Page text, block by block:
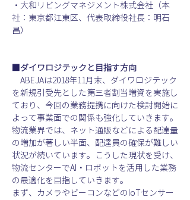
・大和リビングマネジメント株式会社（本
社：東京都江東区、代表取締役社長：明石
昌）
■ダイワロジテックと目指す方向
ABEJAは2018年11月末、ダイワロジテック
を新規引受先とした第三者割当増資を実施し
ており、今回の業務提携に向けた検討開始に
よって事業面での関係も強化していきます。
物流業界では、ネット通販などによる配達量
の増加が著しい半面、配達員の確保が難しい
状況が続いています。こうした現状を受け、
物流センターでAI・ロボットを活用した業務
の最適化を目指していきます。
まず、カメラやビーコンなどのIoTセンサー